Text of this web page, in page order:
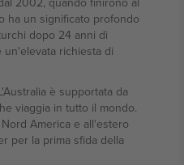
ha un significato profondo
dopo 24 anni di
richiesta di
è supportata da
viaggia in tutto il mondo.
America e all'estero
per la prima sfida della